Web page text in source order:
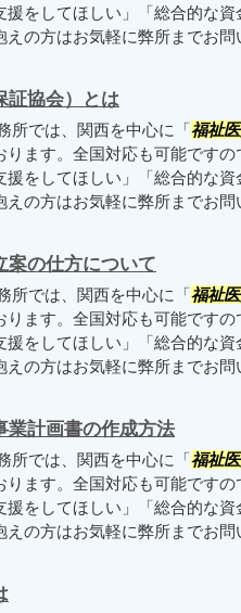
をしてほしい」「総合的な資
えの方はお気軽に弊所までお問
証協会）とは
所では、関西を中心に「福祉
ります。全国対応も可能です
をしてほしい」「総合的な資
えの方はお気軽に弊所までお問
案の仕方について
所では、関西を中心に「福祉
ります。全国対応も可能です
をしてほしい」「総合的な資
えの方はお気軽に弊所までお問
業計画書の作成方法
所では、関西を中心に「福祉
ります。全国対応も可能です
をしてほしい」「総合的な資
えの方はお気軽に弊所までお問